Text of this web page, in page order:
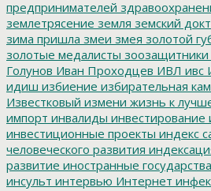
предпринимателей
землетрясение земля земский
зима пришла змеи змея золотой
золотые медалисты зоозащитники
Голунов Иван Проходцев ИВЛ ивс
идиш избиение избирательная
Известковый измени жизнь к
импорт инвалиды инвестирование
инвестиционные проекты индекс
человеческого развития
развитие иностранные государства
инсульт интервью Интернет